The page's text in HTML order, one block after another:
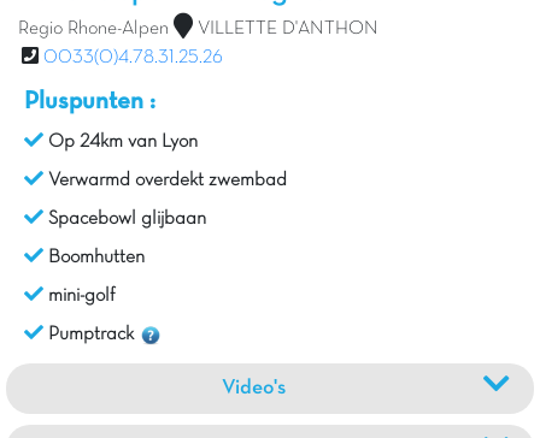
Regio Rhone-Alpen
VILLETTE D'ANTHON
0033(0)4.78.31.25.26
Pluspunten :
Op 24km van Lyon
Verwarmd overdekt zwembad
Spacebowl glijbaan
Boomhutten
mini-golf
Pumptrack
Video's